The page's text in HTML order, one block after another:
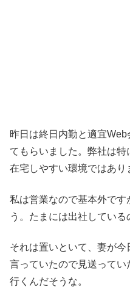
昨日は終日内勤と適宜
てもらいました。弊社は特
在宅しやすい環境ではあり
私は営業なので基本外で
う。たまには出社している
それは置いといて、妻が
言っていたので見送って
行くんだそうな。